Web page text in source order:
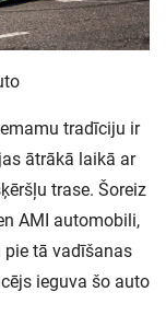
tradīciju ir
ātrākā laikā ar
trase. Šoreiz
AMI automobili,
pie tā vadīšanas
ieguva šo auto